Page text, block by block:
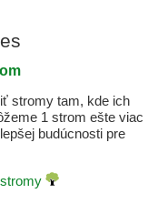
stromy tam, kde ich
1 strom ešte viac
budúcnosti pre
stromy